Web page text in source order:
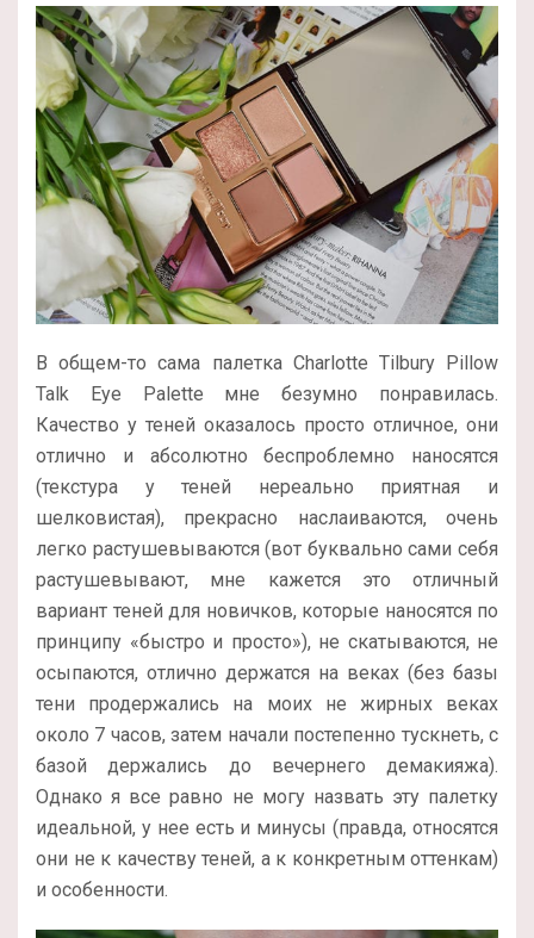
В общем-то сама палетка Charlotte Tilbury Pillow
Talk Eye Palette мне безумно понравилась.
Качество у теней оказалось просто отличное, они
отлично и абсолютно беспроблемно наносятся
(текстура у теней нереально приятная и
шелковистая), прекрасно наслаиваются, очень
легко растушевываются (вот буквально сами себя
растушевывают, мне кажется это отличный
вариант теней для новичков, которые наносятся по
принципу «быстро и просто»), не скатываются, не
осыпаются, отлично держатся на веках (без базы
тени продержались на моих не жирных веках
около 7 часов, затем начали постепенно тускнеть, с
базой держались до вечернего демакияжа).
Однако я все равно не могу назвать эту палетку
идеальной, у нее есть и минусы (правда, относятся
они не к качеству теней, а к конкретным оттенкам)
и особенности.